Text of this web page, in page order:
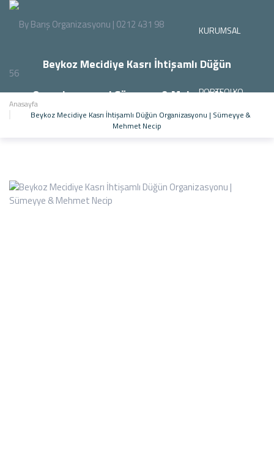
KURUMSAL
PORTFOLYO
Beykoz Mecidiye Kasrı İhtişamlı Düğün
Organizasyonu | Sümeyye & Mehmet Necip
Anasayfa
Beykoz Mecidiye Kasrı İhtişamlı Düğün Organizasyonu | Sümeyye &
Mehmet Necip